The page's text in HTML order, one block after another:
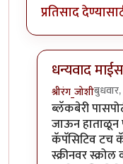
प्रतिसाद
धन्यवाद
श्रीरंग_जोशी
In reply toहम्म
ब्लॅकबेरी
जाऊन हाताळून
कॅपॅसिटिव टच
स्क्रीनवर